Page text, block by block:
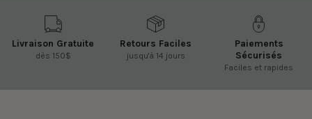
Livraison Gratuite
dès 150$
Retours Faciles
jusqu'à 14 jours
Paiements
Sécurisés
Faciles et rapides